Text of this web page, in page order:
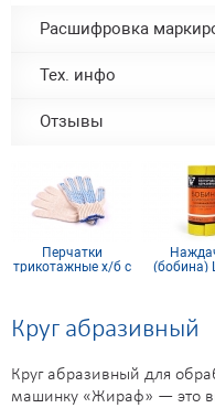
Расшифровка
Тех. инфо
Отзывы
Перчатки
трикотажные х/б с
(бобина)
Круг абразивный
Круг абразивный для
машинку «Жираф» — это